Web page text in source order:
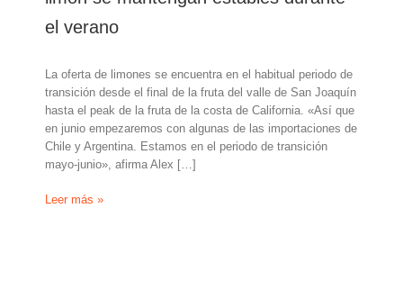
el verano
La oferta de limones se encuentra en el habitual periodo de
transición desde el final de la fruta del valle de San Joaquín
hasta el peak de la fruta de la costa de California. «Así que
en junio empezaremos con algunas de las importaciones de
Chile y Argentina. Estamos en el periodo de transición
mayo-junio», afirma Alex […]
Alex
Leer más »